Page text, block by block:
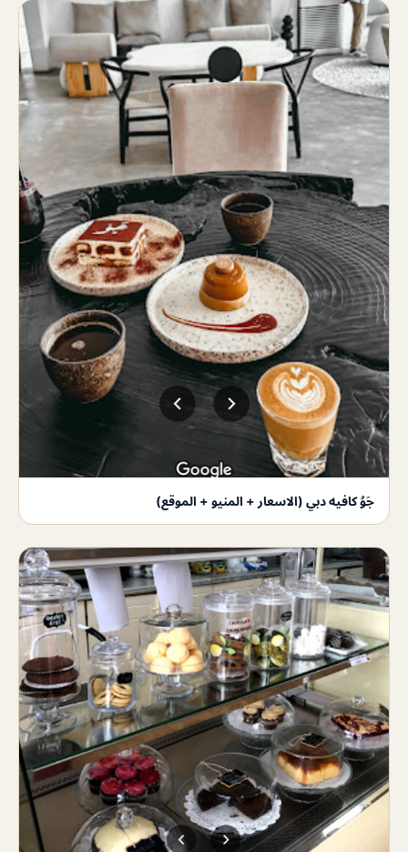
جَوُ كافيه دبي (الاسعار + المنيو + الموقع)